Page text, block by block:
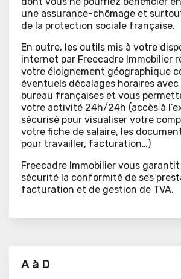
une assurance-chômage et
de la protection sociale française.
En outre, les outils mis à votre
internet par Freecadre Immobilier
votre éloignement géographique
éventuels décalages horaires avec
bureau françaises et vous
votre activité 24h/24h (accès à
sécurisé pour visualiser votre
votre fiche de salaire, les
pour travailler, facturation…)
Freecadre Immobilier vous
sécurité la conformité de ses
facturation et de gestion de TVA.
A à D